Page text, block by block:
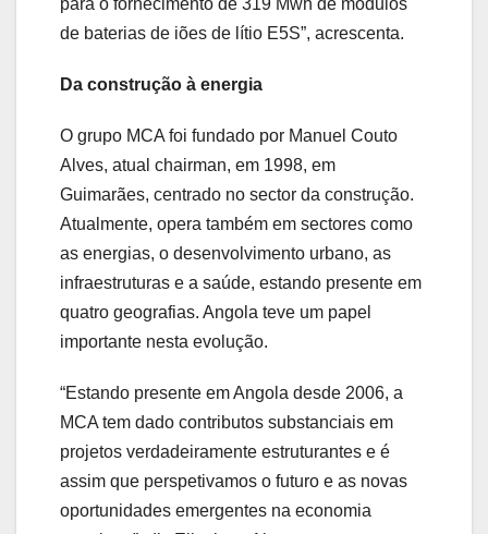
para o fornecimento de 319 Mwh de módulos
de baterias de iões de lítio E5S”, acrescenta.
Da construção à energia
O grupo MCA foi fundado por Manuel Couto
Alves, atual chairman, em 1998, em
Guimarães, centrado no sector da construção.
Atualmente, opera também em sectores como
as energias, o desenvolvimento urbano, as
infraestruturas e a saúde, estando presente em
quatro geografias. Angola teve um papel
importante nesta evolução.
“Estando presente em Angola desde 2006, a
MCA tem dado contributos substanciais em
projetos verdadeiramente estruturantes e é
assim que perspetivamos o futuro e as novas
oportunidades emergentes na economia